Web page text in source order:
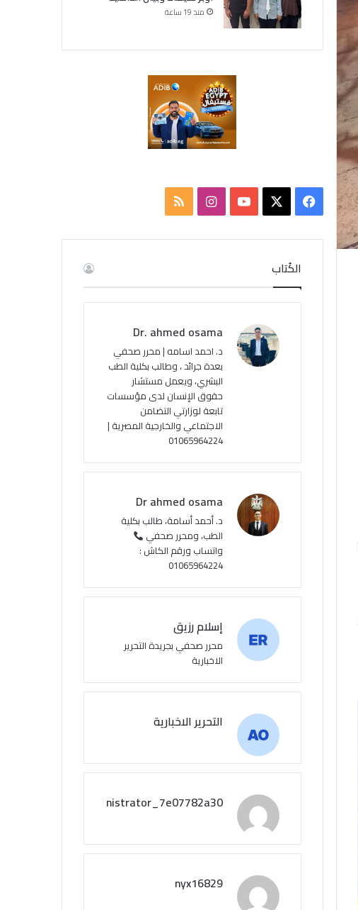
منذ 19 ساعة
س
ب
u
u
ا
ت
ر
ا
م
ص
ل
م
و
ق
ع
S
S
الكُتاب
Dr. ahmed osama
د. احمد اسامه | محرر صحفي
بعدة جرائد ، وطالب بكلية الطب
البشري، ويعمل مستشار
حقوق الإنسان لدى مؤسسات
تابعة لوزارتي التضامن
الاجتماعي والخارجية المصرية |
01065964224
Dr ahmed osama
د. أحمد أسامة، طالب بكلية
الطب، ومحرر صحفي
واتساب ورقم الكاش :
01065964224
إسلام رزيق
محرر صحفي بجريدة التحرير
الاخبارية
التحرير الاخبارية
administrator_7e07782a30
nyx16829